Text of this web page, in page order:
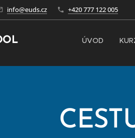
info@euds.cz +420 777 122 005
ÚVOD